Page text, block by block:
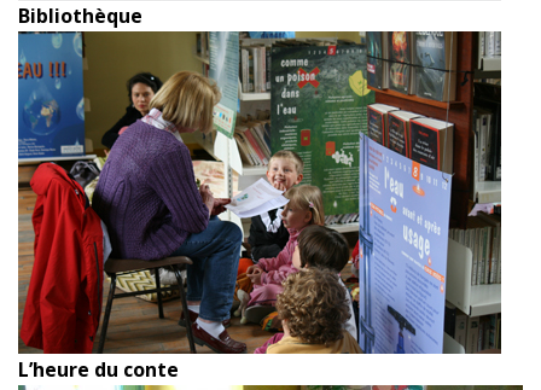
Bibliothèque
L’heure du conte